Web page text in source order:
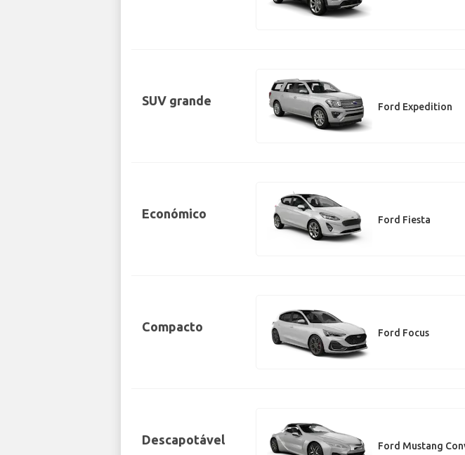
SUV grande Ford Expedition
Económico Ford Fiesta
Compacto Ford Focus
Descapotável Ford Mustang